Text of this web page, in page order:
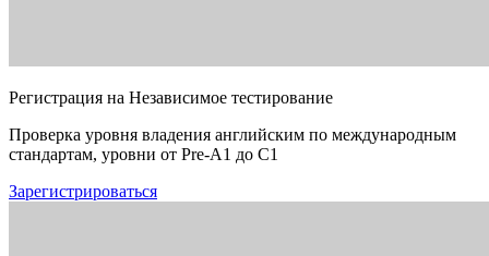
Регистрация на Независимое тестирование
Проверка уровня владения английским по международным
стандартам, уровни от Pre-A1 до C1
Зарегистрироваться